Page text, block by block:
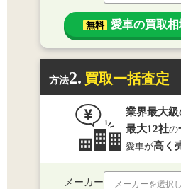
無料 愛車の買取
方法2. 買取一括査定
業界最大級
最大12社の
愛車が高く
メーカー